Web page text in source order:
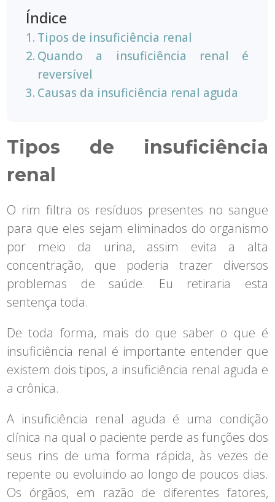
Índice
Tipos de insuficiência renal
Quando a insuficiência renal é
reversível
Causas da insuficiência renal aguda
Tipos de insuficiência
renal
O rim filtra os resíduos presentes no sangue
para que eles sejam eliminados do organismo
por meio da urina, assim evita a alta
concentração, que poderia trazer diversos
problemas de saúde. Eu retiraria esta
sentença toda.
De toda forma, mais do que saber o que é
insuficiência renal é importante entender que
existem dois tipos, a insuficiência renal aguda e
a crônica.
A insuficiência renal aguda é uma condição
clínica na qual o paciente perde as funções dos
seus rins de uma forma rápida, às vezes de
repente ou evoluindo ao longo de poucos dias.
Os órgãos, em razão de diferentes fatores,